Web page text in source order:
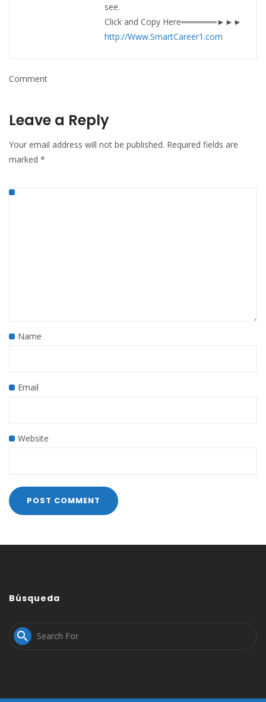
see.
Click and Copy Here══════►►►
http://Www.SmartCareer1.com
Comment
Leave a Reply
Your email address will not be published. Required fields are
marked *
Name
Email
Website
Búsqueda
